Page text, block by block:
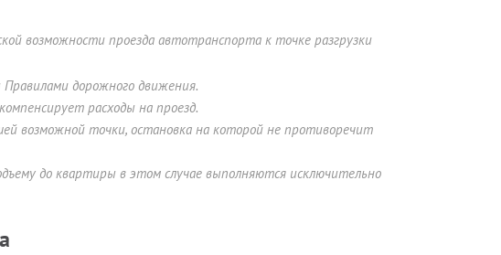
возможности проезда автотранспорта к точке разгрузки
дорожного движения.
расходы на проезд.
возможной точки, остановка на которой не противоречит
до квартиры в этом случае выполняются исключительно